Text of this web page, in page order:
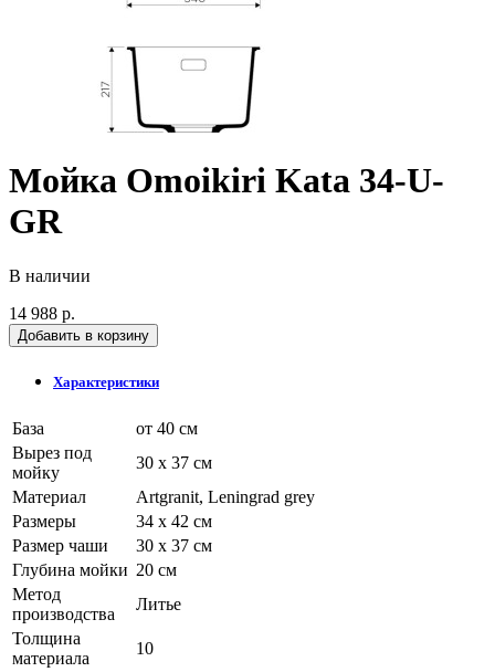
Мойка Omoikiri Kata 34-U-
GR
В наличии
14 988 р.
Добавить в корзину
Характеристики
База
от 40 см
Вырез под
мойку
30 x 37 см
Материал
Artgranit, Leningrad grey
Размеры
34 x 42 см
Размер чаши
30 x 37 см
Глубина мойки 20 см
Метод
производства
Литье
Толщина
материала
10